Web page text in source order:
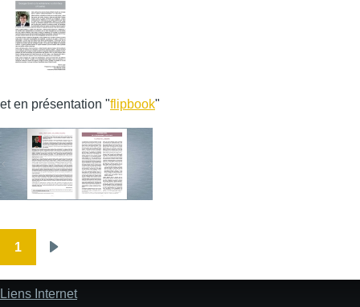
et en présentation "flipbook"
1
suivante
Pied
Liens Internet